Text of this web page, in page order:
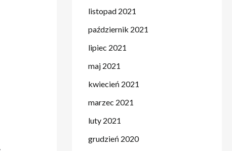
listopad 2021
październik 2021
lipiec 2021
maj 2021
kwiecień 2021
marzec 2021
luty 2021
grudzień 2020